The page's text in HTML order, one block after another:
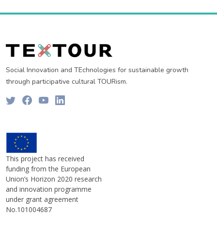
Social Innovation and TEchnologies for sustainable growth
through participative cultural TOURism.
This project has received
funding from the European
Union’s Horizon 2020 research
and innovation programme
under grant agreement
No.101004687